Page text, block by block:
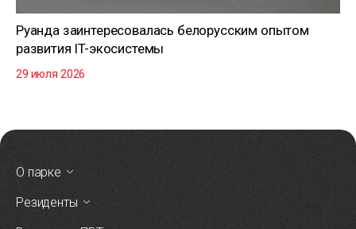
Руанда заинтересовалась белорусским опытом
развития IT-экосистемы
29 июля 2026
О парке
Резиденты